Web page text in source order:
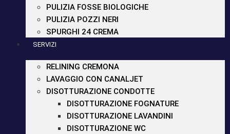
PULIZIA FOSSE BIOLOGICHE
PULIZIA POZZI NERI
SPURGHI 24 CREMA
SERVIZI
RELINING CREMONA
LAVAGGIO CON CANALJET
DISOTTURAZIONE CONDOTTE
DISOTTURAZIONE FOGNATURE
DISOTTURAZIONE LAVANDINI
DISOTTURAZIONE WC